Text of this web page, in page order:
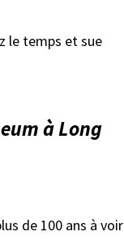
le temps et sue
à Long
de 100 ans à voir